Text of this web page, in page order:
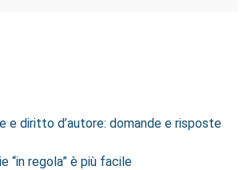
e diritto d’autore: domande e risposte
“in regola” è più facile